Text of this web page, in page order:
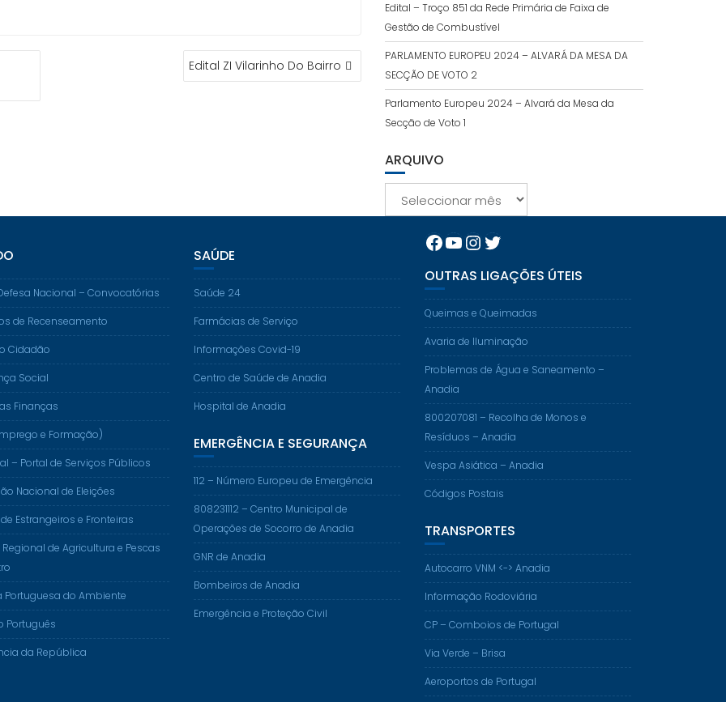
Edital ZI Vilarinho Do Bairro
Edital – Troço 851 da Rede Primária de Faixa de
Gestão de Combustível
PARLAMENTO EUROPEU 2024 – ALVARÁ DA MESA DA
SECÇÃO DE VOTO 2
Parlamento Europeu 2024 – Alvará da Mesa da
Secção de Voto 1
ARQUIVO
Nacional – Convocatórias
de Recenseamento
Cidadão
Social
Finanças
e Formação)
– Portal de Serviços Públicos
Nacional de Eleições
Estrangeiros e Fronteiras
Regional de Agricultura e Pescas
Portuguesa do Ambiente
Português
da República
SAÚDE
Saúde 24
Farmácias de Serviço
Informações Covid-19
Centro de Saúde de Anadia
Hospital de Anadia
EMERGÊNCIA E SEGURANÇA
112 – Número Europeu de Emergência
808231112 – Centro Municipal de
Operações de Socorro de Anadia
GNR de Anadia
Bombeiros de Anadia
Emergência e Proteção Civil
Facebook
YouTube
Instagram
Twitter
OUTRAS LIGAÇÕES ÚTEIS
Queimas e Queimadas
Avaria de Iluminação
Problemas de Água e Saneamento –
Anadia
800207081 – Recolha de Monos e
Resíduos – Anadia
Vespa Asiática – Anadia
Códigos Postais
TRANSPORTES
Autocarro VNM <-> Anadia
Informação Rodoviária
CP – Comboios de Portugal
Via Verde – Brisa
Aeroportos de Portugal